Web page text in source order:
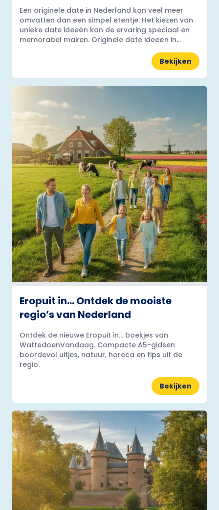
Een originele date in Nederland kan veel meer
omvatten dan een simpel etentje. Het kiezen van
unieke date ideeën kan de ervaring speciaal en
memorabel maken. Originele date ideeën in...
Bekijken
Eropuit in… Ontdek de mooiste
regio’s van Nederland
Ontdek de nieuwe Eropuit in... boekjes van
WattedoenVandaag. Compacte A5-gidsen
boordevol uitjes, natuur, horeca en tips uit de
regio.
Bekijken